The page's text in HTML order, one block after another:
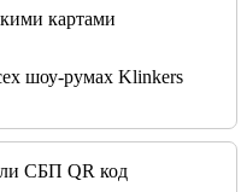
картами
шоу-румах Klinkers
СБП QR код